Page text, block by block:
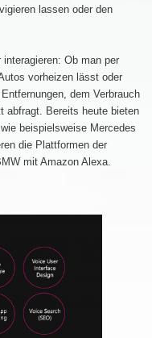
lassen oder den
Ob man per
vorheizen lässt oder
dem Verbrauch
abfragt. Bereits heute bieten
beispielsweise Mercedes
die Plattformen der
mit Amazon Alexa.